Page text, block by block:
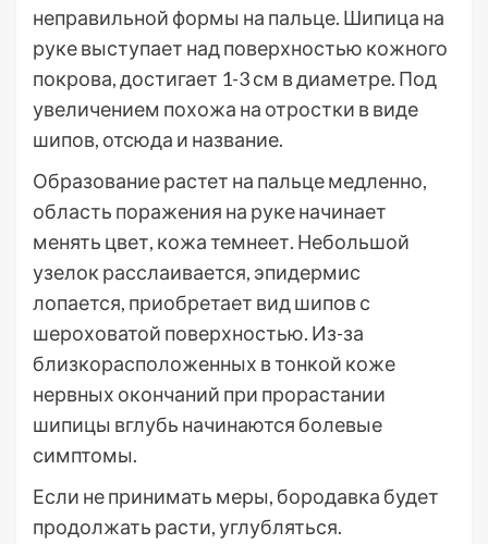
неправильной формы на пальце. Шипица на
руке выступает над поверхностью кожного
покрова, достигает 1-3 см в диаметре. Под
увеличением похожа на отростки в виде
шипов, отсюда и название.
Образование растет на пальце медленно,
область поражения на руке начинает
менять цвет, кожа темнеет. Небольшой
узелок расслаивается, эпидермис
лопается, приобретает вид шипов с
шероховатой поверхностью. Из-за
близкорасположенных в тонкой коже
нервных окончаний при прорастании
шипицы вглубь начинаются болевые
симптомы.
Если не принимать меры, бородавка будет
продолжать расти, углубляться.